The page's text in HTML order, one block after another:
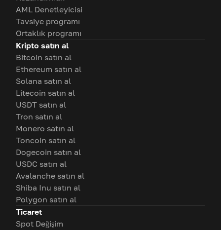
AML Denetleyicisi
Tavsiye programı
Ortaklık programı
Kripto satın al
Bitcoin satın al
Ethereum satın al
Solana satın al
Litecoin satın al
USDT satın al
Tron satın al
Monero satın al
Toncoin satın al
Dogecoin satın al
USDC satın al
Avalanche satın al
Shiba Inu satın al
Polygon satın al
Ticaret
Spot Değişim